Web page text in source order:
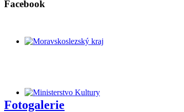
Facebook
Fotogalerie